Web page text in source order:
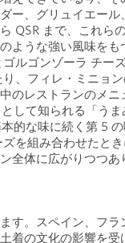
ー、グリュイエー
QSR まで、これら
ような強い風味を
ルゴンゾーラ チー
、フィレ・ミニョ
のレストランのメ
して知られる「う
的な味に続く第 5
を組み合わせたと
全体に広がりつつあ
す。スペイン、フラ
着の文化の影響を